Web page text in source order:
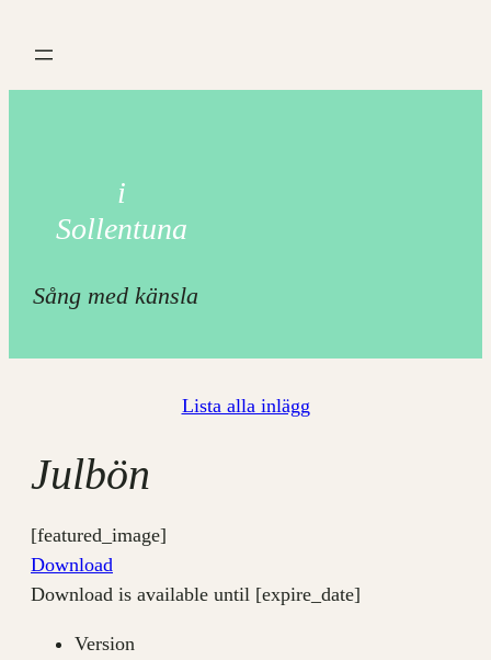
i
Sollentuna
Sång med känsla
Lista alla inlägg
Julbön
[featured_image]
Download
Download is available until [expire_date]
Version